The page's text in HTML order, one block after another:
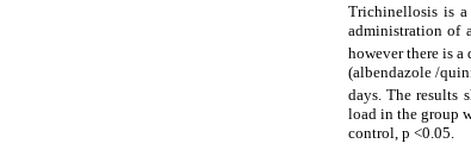
Trichinellosis is
administration of
however there is
(albendazole /
days. The results
load in the group
control, p <0.05.